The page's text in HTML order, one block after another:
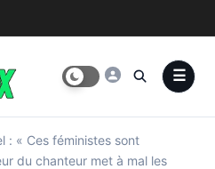
: « Ces féministes sont
du chanteur met à mal les